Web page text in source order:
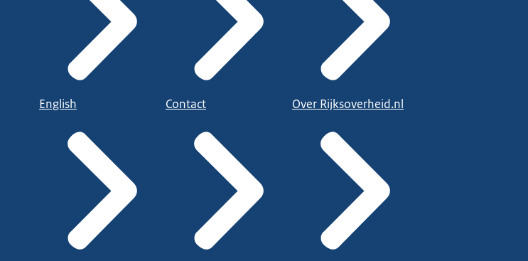
English Contact Over Rijksoverheid.nl